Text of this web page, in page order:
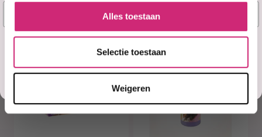
Alles toestaan
Selectie toestaan
Weigeren
E-mail
Ja, stuur mij mijn 5% korting!
Misschien later